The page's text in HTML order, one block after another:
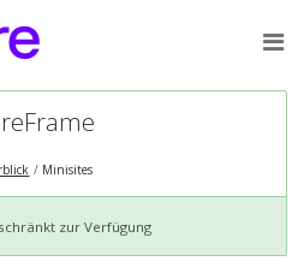
Minisites
zur Verfügung